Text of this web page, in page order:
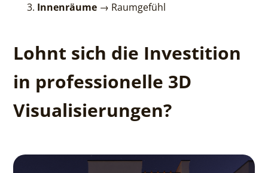
Innenräume → Raumgefühl
Lohnt sich die Investition
in professionelle 3D
Visualisierungen?